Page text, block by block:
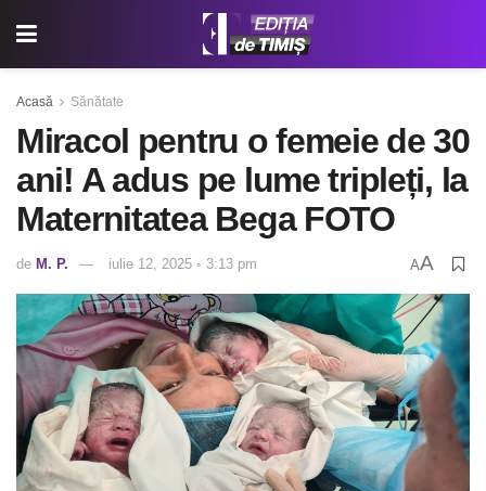
Acasă Sănătate
Miracol pentru o femeie de 30
ani! A adus pe lume tripleți, la
Maternitatea Bega FOTO
de M. P. iulie 12, 2025 ◦ 3:13 pm AA